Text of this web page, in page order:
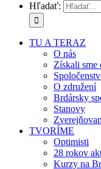
Hľadať:
TU A TERAZ
O nás
Získali sme
O združení
Brdársky
Stanovy
TVORÍME
Optimisti
28 rokov
Kurzy na